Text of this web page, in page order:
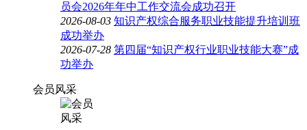
员会2026年年中工作交流会成功召开
2026-08-03 知识产权综合服务职业技能提升培训班
成功举办
2026-07-28 第四届“知识产权行业职业技能大赛”成
功举办
会员风采